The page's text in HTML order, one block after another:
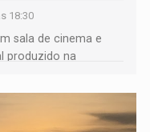
18:30
sala de cinema e
produzido na